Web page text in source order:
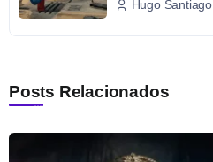
Hugo Santiago
Posts Relacionados